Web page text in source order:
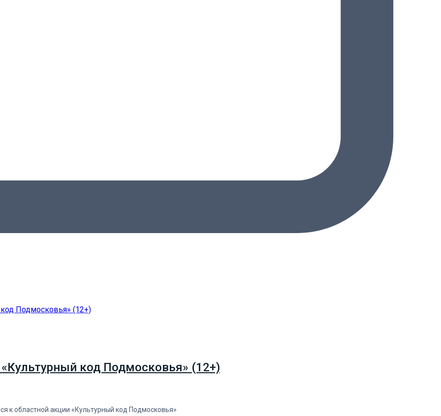
код Подмосковья» (12+)
к областной акции «Культурный код Подмосковья»